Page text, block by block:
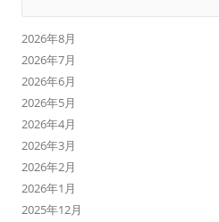
2026年8月
2026年7月
2026年6月
2026年5月
2026年4月
2026年3月
2026年2月
2026年1月
2025年12月